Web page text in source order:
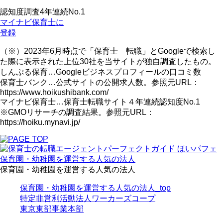
認知度調査4年連続No.1
マイナビ保育士に
登録
（※）2023年6月時点で「保育士 転職」とGoogleで検索し
た際に表示された上位30社を当サイトが独自調査したもの。
しんぷる保育…Googleビジネスプロフィールの口コミ数
保育士バンク…公式サイトの公開求人数。参照元URL：
https://www.hoikushibank.com/
マイナビ保育士…保育士転職サイト４年連続認知度No.1
※GMOリサーチの調査結果。参照元URL：
https://hoiku.mynavi.jp/
保育園・幼稚園を運営する人気の法人
保育園・幼稚園を運営する人気の法人
保育園・幼稚園を運営する人気の法人_top
特定非営利活動法人ワーカーズコープ
東京東部事業本部